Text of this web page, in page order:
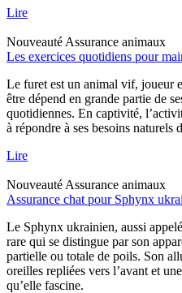
Lire
Nouveauté Assurance animaux
Les exercices quotidiens pour
Le furet est un animal vif, joueur
être dépend en grande partie de
quotidiennes. En captivité,
à répondre à ses besoins naturels
Lire
Nouveauté Assurance animaux
Assurance chat pour Sphynx
Le Sphynx ukrainien, aussi
rare qui se distingue par son
partielle ou totale de poils. Son
oreilles repliées vers l’avant et
qu’elle fascine.